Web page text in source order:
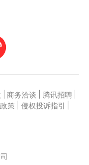
商务洽谈 腾讯招聘
策 侵权投诉指引